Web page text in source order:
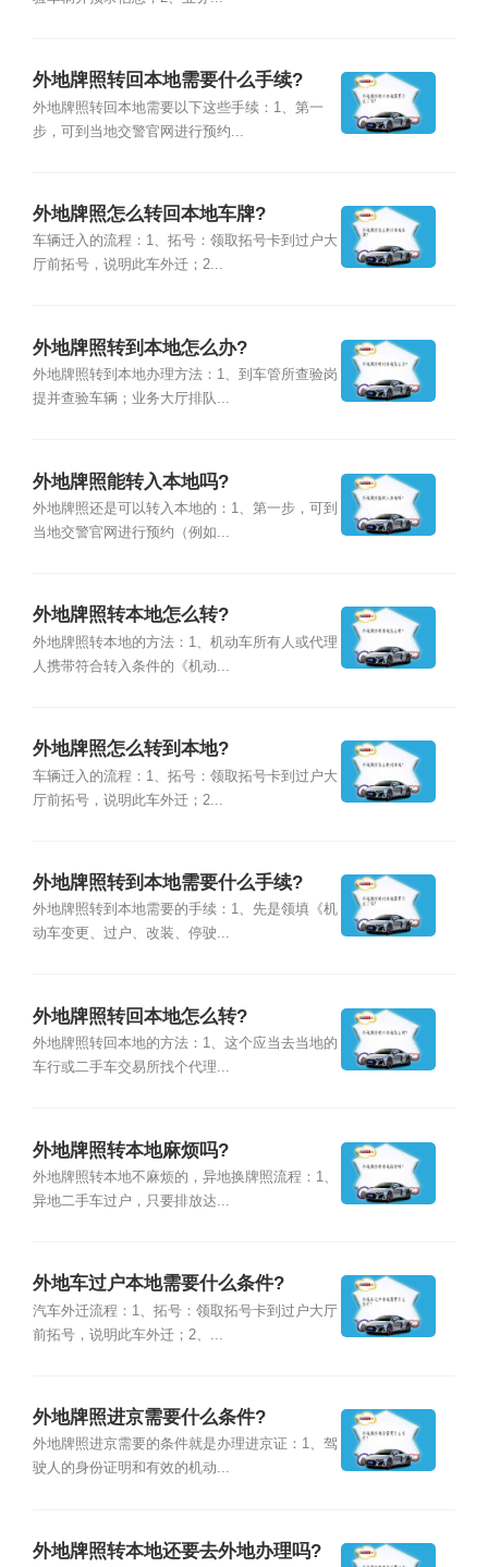
外地牌照转回本地需要什么手续?
外地牌照转回本地需要以下这些手续：1、第一
步，可到当地交警官网进行预约...
外地牌照怎么转回本地车牌?
车辆迁入的流程：1、拓号：领取拓号卡到过户大
厅前拓号，说明此车外迁；2...
外地牌照转到本地怎么办?
外地牌照转到本地办理方法：1、到车管所查验岗
提并查验车辆；业务大厅排队...
外地牌照能转入本地吗?
外地牌照还是可以转入本地的：1、第一步，可到
当地交警官网进行预约（例如...
外地牌照转本地怎么转?
外地牌照转本地的方法：1、机动车所有人或代理
人携带符合转入条件的《机动...
外地牌照怎么转到本地?
车辆迁入的流程：1、拓号：领取拓号卡到过户大
厅前拓号，说明此车外迁；2...
外地牌照转到本地需要什么手续?
外地牌照转到本地需要的手续：1、先是领填《机
动车变更、过户、改装、停驶...
外地牌照转回本地怎么转?
外地牌照转回本地的方法：1、这个应当去当地的
车行或二手车交易所找个代理...
外地牌照转本地麻烦吗?
外地牌照转本地不麻烦的，异地换牌照流程：1、
异地二手车过户，只要排放达...
外地车过户本地需要什么条件?
汽车外迁流程：1、拓号：领取拓号卡到过户大厅
前拓号，说明此车外迁；2、...
外地牌照进京需要什么条件?
外地牌照进京需要的条件就是办理进京证：1、驾
驶人的身份证明和有效的机动...
外地牌照转本地还要去外地办理吗?